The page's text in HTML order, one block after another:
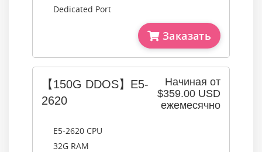
Dedicated Port
Заказать
Начиная от
$359.00 USD
ежемесячно
【150G DDOS】E5-
2620
E5-2620 CPU
32G RAM